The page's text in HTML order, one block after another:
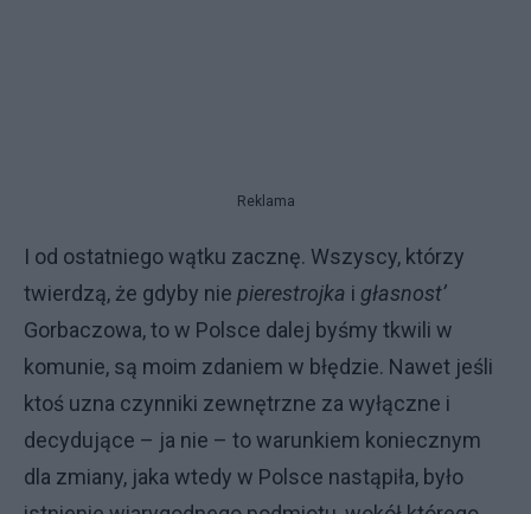
Reklama
I od ostatniego wątku zacznę. Wszyscy, którzy
twierdzą, że gdyby nie pierestrojka i głasnost’
Gorbaczowa, to w Polsce dalej byśmy tkwili w
komunie, są moim zdaniem w błędzie. Nawet jeśli
ktoś uzna czynniki zewnętrzne za wyłączne i
decydujące – ja nie – to warunkiem koniecznym
dla zmiany, jaka wtedy w Polsce nastąpiła, było